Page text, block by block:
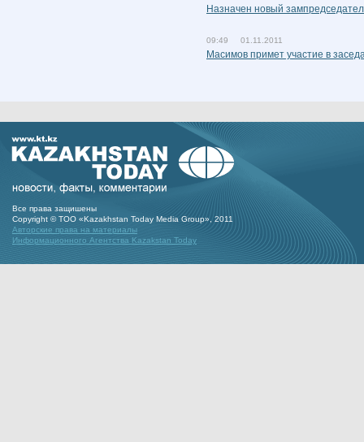
Назначен новый
09:49 01.11.2011
Масимов примет участие в
Все права защишены
Copyright © ТОО «Kazakhstan Today Media Group», 2011
Авторские права на материалы
Информационного Агентства Kazakstan Today